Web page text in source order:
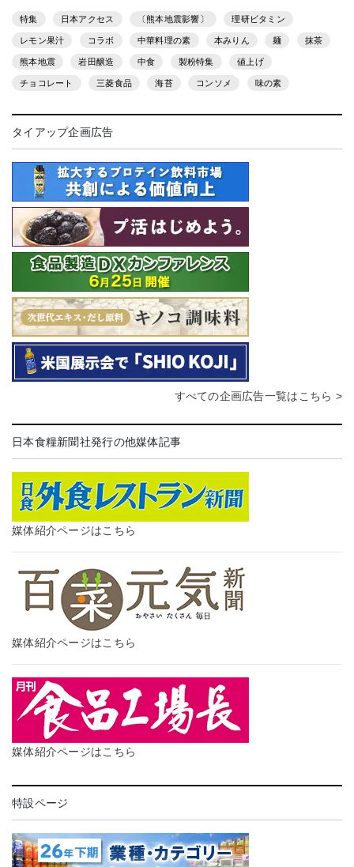
特集 日本アクセス 〔熊本地震影響〕 理研ビタミン
レモン果汁 コラボ 中華料理の素 本みりん 麺 抹茶
熊本地震 岩田醸造 中食 製粉特集 値上げ
チョコレート 三菱食品 海苔 コンソメ 味の素
タイアップ企画広告
すべての企画広告一覧はこちら >
日本食糧新聞社発行の他媒体記事
媒体紹介ページはこちら
媒体紹介ページはこちら
媒体紹介ページはこちら
特設ページ